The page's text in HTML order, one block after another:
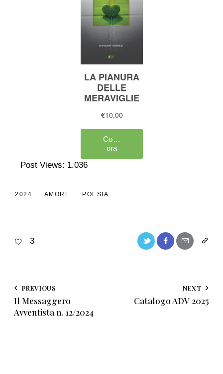
Post Views: 1.036
2024 AMORE POESIA
3
PREVIOUS
Il Messaggero
Avventista n. 12/2024
NEXT
Catalogo ADV 2025